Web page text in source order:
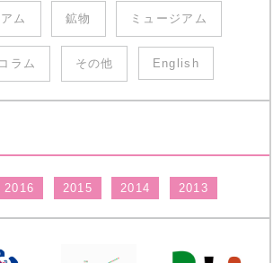
ム 鉱物 ミュージアム
コラム その他 English
2016 2015 2014 2013